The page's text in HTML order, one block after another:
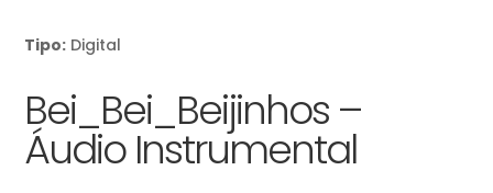
Tipo: Digital
Bei_Bei_Beijinhos –
Áudio Instrumental